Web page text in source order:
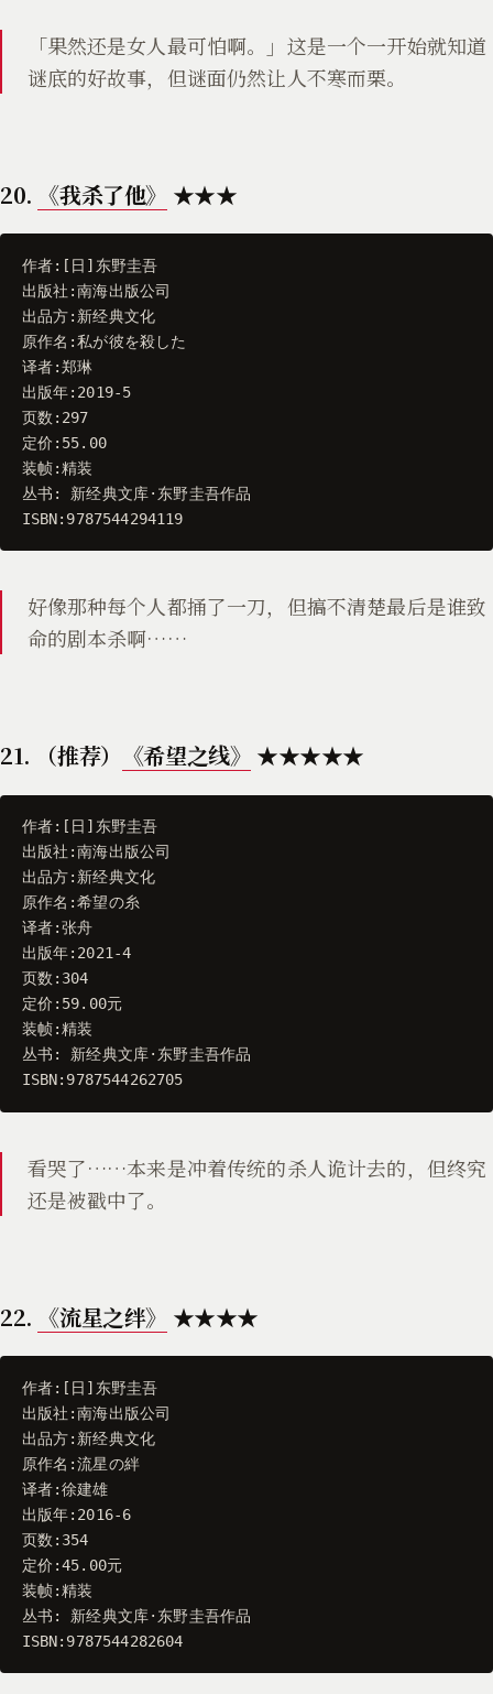
「果然还是女人最可怕啊。」这是一个一开始就知道
谜底的好故事，但谜面仍然让人不寒而栗。
20. 《我杀了他》 ★★★
作者:[ 日 ] 东野圭吾
出版社 :南海出版公司
出品方: 新经典文化
原作名 :私が彼を殺した
译者:郑琳
出版年: 2019-5
页数 : 297
定价 : 55.00
装帧:精装
丛书 : 新经典文库· 东野圭吾作品
ISBN: 9787544294119
好像那种每个人都捅了一刀，但搞不清楚最后是谁致
命的剧本杀啊……
21. （推荐） 《希望之线》 ★★★★★
作者:[ 日 ] 东野圭吾
出版社 :南海出版公司
出品方: 新经典文化
原作名 :希望の糸
译者:张舟
出版年: 2021 -4
页数 : 304
定价 : 59.00元
装帧:精装
丛书 : 新经典文库· 东野圭吾作品
ISBN: 9787544262705
看哭了……本来是冲着传统的杀人诡计去的，但终究
还是被戳中了。
22. 《流星之绊》 ★★★★
作者:[ 日 ] 东野圭吾
出版社 :南海出版公司
出品方: 新经典文化
原作名 :流星の絆
译者:徐建雄
出版年: 2016-6
页数 : 354
定价 :45.00元
装帧:精装
丛书 : 新经典文库· 东野圭吾作品
ISBN: 9787544282604